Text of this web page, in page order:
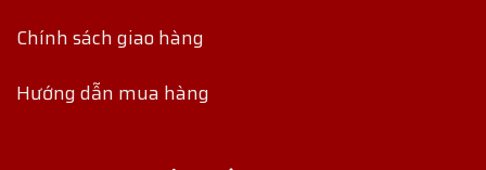
Chính sách giao hàng
Hướng dẫn mua hàng